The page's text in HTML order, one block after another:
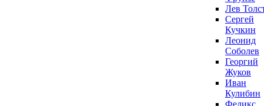
Лев
Сергей
Кучкин
Леонид
Соболев
Георгий
Жуков
Иван
Кулибин
Феликс